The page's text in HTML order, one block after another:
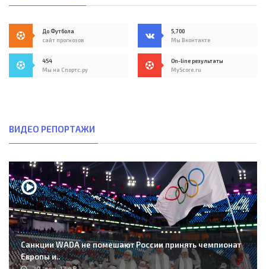
До Футбола
сайт прогнозов
5,700
Мы Вконтакте
454
Мы на Спортс.ру
On-line результаты
MyScore.ru
ВИДЕО РЕПОРТАЖИ
Санкции WADA не помешают России принять чемпионат
Европы и..